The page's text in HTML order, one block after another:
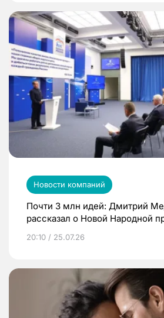
Новости компаний
Почти 3 млн идей: Дмитрий
рассказал о Новой Народной
20:10 / 25.07.26